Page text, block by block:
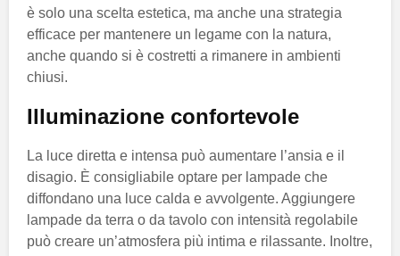
è solo una scelta estetica, ma anche una strategia
efficace per mantenere un legame con la natura,
anche quando si è costretti a rimanere in ambienti
chiusi.
Illuminazione confortevole
La luce diretta e intensa può aumentare l’ansia e il
disagio. È consigliabile optare per lampade che
diffondano una luce calda e avvolgente. Aggiungere
lampade da terra o da tavolo con intensità regolabile
può creare un’atmosfera più intima e rilassante. Inoltre,